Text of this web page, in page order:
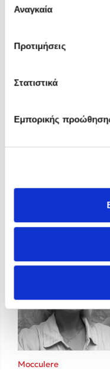
συγκατάθεσης
Αναγκαία
Προτιμήσεις
Στατιστικά
Εμπορικής
Mocculere